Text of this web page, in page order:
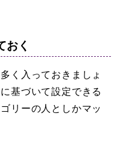
おく
く入っておきましょ
基づいて設定できる
リーの人としかマッ